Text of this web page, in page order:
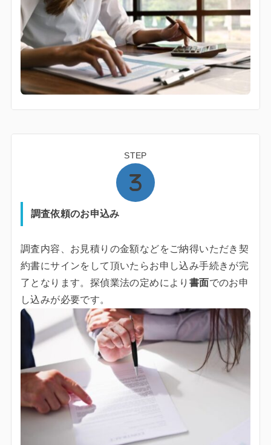
STEP
調査依頼のお申込み
調査内容、お見積りの金額などをご納得いただき契
約書にサインをして頂いたらお申し込み手続きが完
了となります。探偵業法の定めにより 書面でのお申
し込みが必要です。